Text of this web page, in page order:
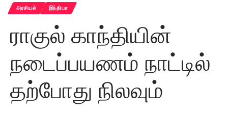
அரசியல் இந்தியா
ராகுல் காந்தியின்
நடைப்பயணம் நாட்டில்
தற்போது நிலவும்